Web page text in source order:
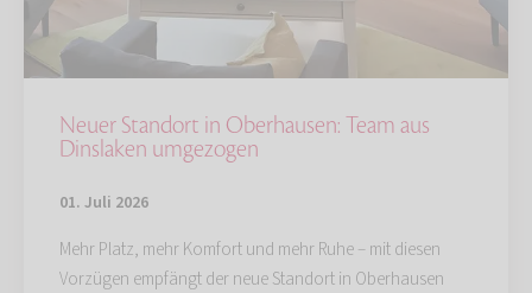
Neuer Standort in Oberhausen: Team aus
Dinslaken umgezogen
01. Juli 2026
Mehr Platz, mehr Komfort und mehr Ruhe – mit diesen
Vorzügen empfängt der neue Standort in Oberhausen